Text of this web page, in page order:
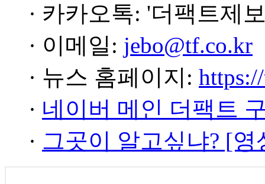
· 카카오톡: '더팩트제
· 이메일: jebo@tf.co.kr
· 뉴스 홈페이지:
· 네이버 메인 더팩트
· 그곳이 알고싶냐? [